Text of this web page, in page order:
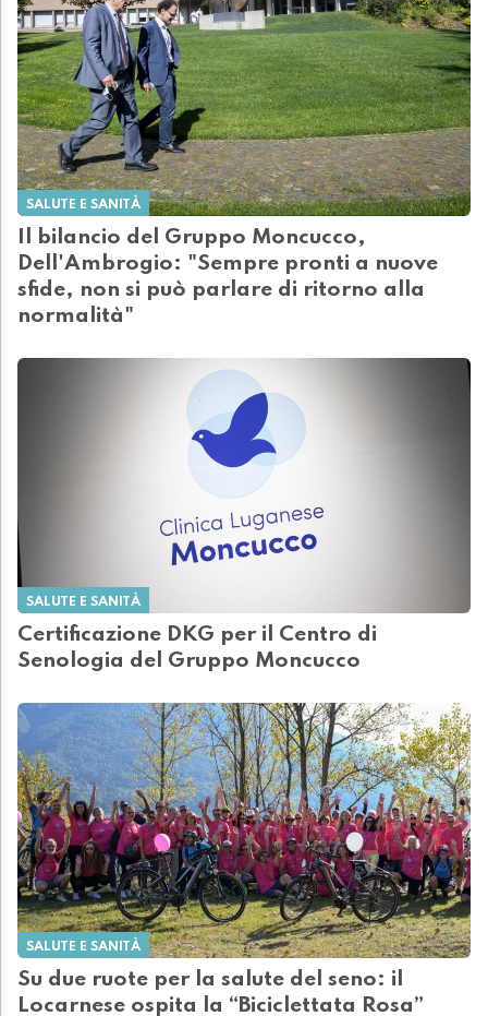
SALUTE E SANITÀ
Il bilancio del Gruppo Moncucco,
Dell'Ambrogio: "Sempre pronti a nuove
sfide, non si può parlare di ritorno alla
normalità"
SALUTE E SANITÀ
Certificazione DKG per il Centro di
Senologia del Gruppo Moncucco
SALUTE E SANITÀ
Su due ruote per la salute del seno: il
Locarnese ospita la “Biciclettata Rosa”